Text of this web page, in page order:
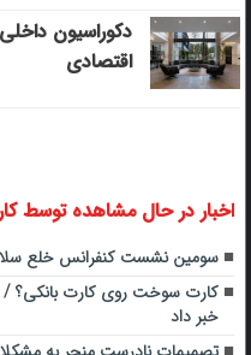
دکوراسیون
اقتصادی
اخبار در حال مشاهده توسط
سومین نشست کنفرانس خلع
کارت سوخت روی کارت بانکی؟ /
خبر داد